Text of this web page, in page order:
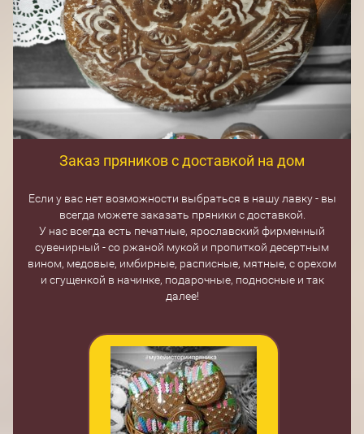
Заказ пряников с доставкой на дом
Если у вас нет возможности выбраться в нашу лавку - вы
всегда можете заказать пряники с доставкой.
У нас всегда есть печатные, ярославский фирменный
сувенирный - со ржаной мукой и пропиткой десертным
вином, медовые, имбирные, расписные, мятные, с орехом
и сгущенкой в начинке, подарочные, подносные и так
далее!